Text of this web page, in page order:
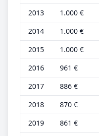
2013
1.000 €
2014
1.000 €
2015
1.000 €
2016
961 €
2017
886 €
2018
870 €
2019
861 €